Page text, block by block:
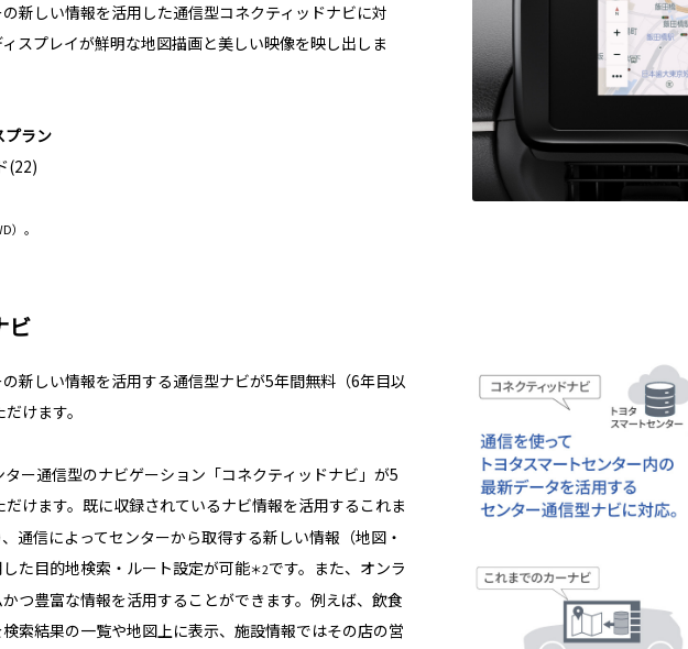
新しい情報を活用した通信型コネクティッドナビに対
スプレイが鮮明な地図描画と美しい映像を映し出しま
ラン
(22)
）。
ビ
新しい情報を活用する通信型ナビが5年間無料（6年目以
けます。
ー通信型のナビゲーション「コネクティッドナビ」が5
だけます。既に収録されているナビ情報を活用するこれま
通信によってセンターから取得する新しい情報（地図・
た目的地検索・ルート設定が可能＊2です。また、オンラ
つ豊富な情報を活用することができます。例えば、飲食
索結果の一覧や地図上に表示、施設情報ではその店の営